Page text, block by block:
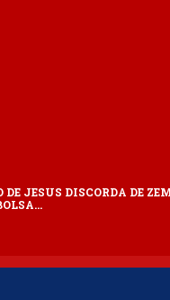
DE JESUS DISCORDA DE